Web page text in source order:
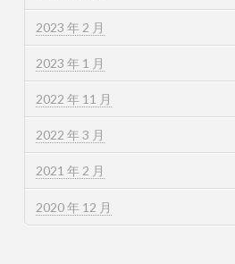
2023 年 2 月
2023 年 1 月
2022 年 11 月
2022 年 3 月
2021 年 2 月
2020 年 12 月